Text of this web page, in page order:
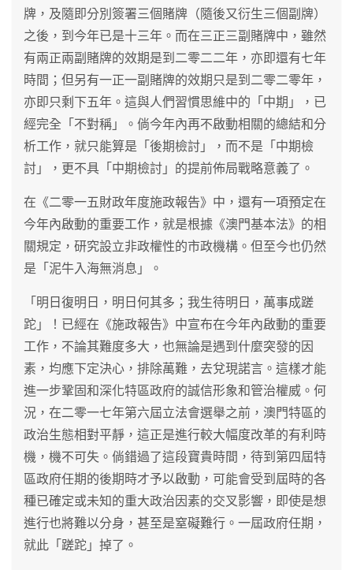
牌，及隨即分別簽署三個賭牌（隨後又衍生三個副牌）
之後，到今年已是十三年。而在三正三副賭牌中，雖然
有兩正兩副賭牌的效期是到二零二二年，亦即還有七年
時間；但另有一正一副賭牌的效期只是到二零二零年，
亦即只剩下五年。這與人們習慣思維中的「中期」，已
經完全「不對稱」。倘今年內再不啟動相關的總結和分
析工作，就只能算是「後期檢討」，而不是「中期檢
討」，更不具「中期檢討」的提前佈局戰略意義了。
在《二零一五財政年度施政報告》中，還有一項預定在
今年內啟動的重要工作，就是根據《澳門基本法》的相
關規定，研究設立非政權性的市政機構。但至今也仍然
是「泥牛入海無消息」。
「明日復明日，明日何其多；我生待明日，萬事成蹉
跎」！已經在《施政報告》中宣布在今年內啟動的重要
工作，不論其難度多大，也無論是遇到什麼突發的因
素，均應下定決心，排除萬難，去兌現諾言。這樣才能
進一步鞏固和深化特區政府的誠信形象和管治權威。何
況，在二零一七年第六屆立法會選舉之前，澳門特區的
政治生態相對平靜，這正是進行較大幅度改革的有利時
機，機不可失。倘錯過了這段寶貴時間，待到第四屆特
區政府任期的後期時才予以啟動，可能會受到屆時的各
種已確定或未知的重大政治因素的交叉影響，即使是想
進行也將難以分身，甚至是窒礙難行。一屆政府任期，
就此「蹉跎」掉了。